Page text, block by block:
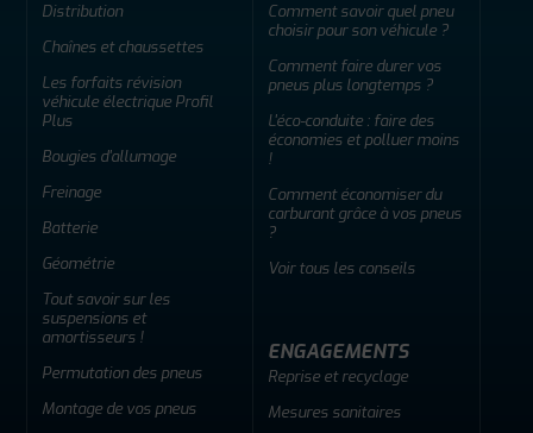
Distribution
Chaînes et chaussettes
Les forfaits révision
véhicule électrique Profil
Plus
Bougies d'allumage
Freinage
Batterie
Géométrie
Tout savoir sur les
suspensions et
amortisseurs !
Permutation des pneus
Montage de vos pneus
Comment savoir quel pneu
choisir pour son véhicule ?
Comment faire durer vos
pneus plus longtemps ?
L'éco-conduite : faire des
économies et polluer moins
!
Comment économiser du
carburant grâce à vos pneus
?
Voir tous les conseils
ENGAGEMENTS
Reprise et recyclage
Mesures sanitaires